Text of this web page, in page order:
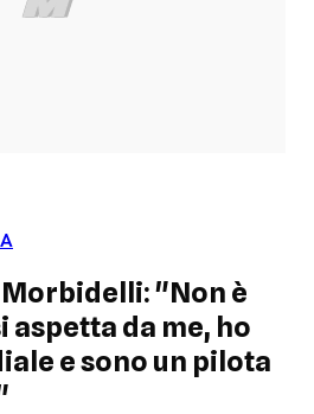
Morbidelli: "Non è
aspetta da me, ho
e sono un pilota